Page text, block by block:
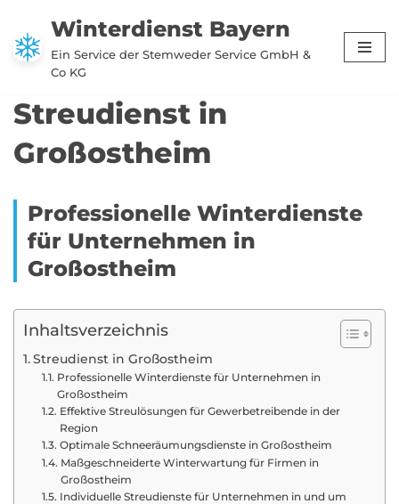
Zum
Inhalt
Winterdienst Bayern
Ein Service der Stemweder Service GmbH &
Co KG
Streudienst in
Großostheim
Professionelle Winterdienste
für Unternehmen in
Großostheim
Inhaltsverzeichnis
Streudienst in Großostheim
Professionelle Winterdienste für Unternehmen in
Großostheim
Effektive Streulösungen für Gewerbetreibende in der
Region
Optimale Schneeräumungsdienste in Großostheim
Maßgeschneiderte Winterwartung für Firmen in
Großostheim
Individuelle Streudienste für Unternehmen in und um